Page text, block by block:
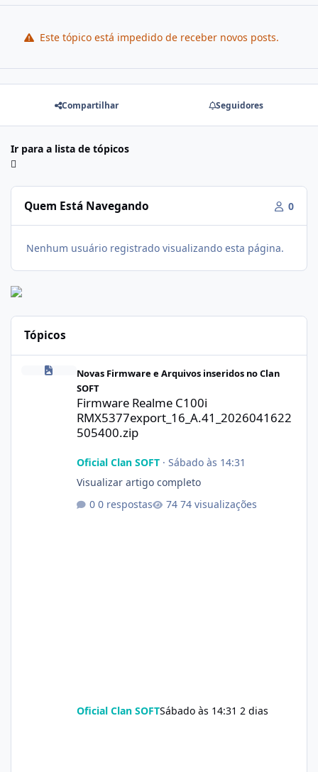
Este tópico está impedido de receber novos posts.
Compartilhar Seguidores
Ir para a lista de tópicos
Quem Está Navegando 0
Nenhum usuário registrado visualizando esta página.
Tópicos
Novas Firmware e Arquivos inseridos no Clan
SOFT
Firmware Realme C100i
RMX5377export_16_A.41_2026041622
505400.zip
Oficial Clan SOFT· Sábado às 14:31
Visualizar artigo completo
0 respostas
74 visualizações
Oficial Clan SOFTSábado às 14:31 2 dias